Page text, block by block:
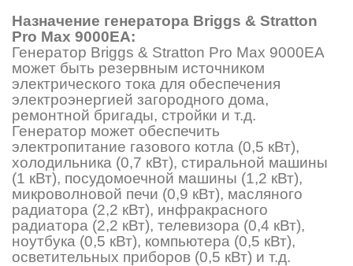
Назначение генератора Briggs & Stratton
Pro Max 9000ЕA:
Генератор Briggs & Stratton Pro Max 9000ЕA
может быть резервным источником
электрического тока для обеспечения
электроэнергией загородного дома,
ремонтной бригады, стройки и т.д.
Генератор может обеспечить
электропитание газового котла (0,5 кВт),
холодильника (0,7 кВт), стиральной машины
(1 кВт), посудомоечной машины (1,2 кВт),
микроволновой печи (0,9 кВт), масляного
радиатора (2,2 кВт), инфракрасного
радиатора (2,2 кВт), телевизора (0,4 кВт),
ноутбука (0,5 кВт), компьютера (0,5 кВт),
осветительных приборов (0,5 кВт) и т.д.